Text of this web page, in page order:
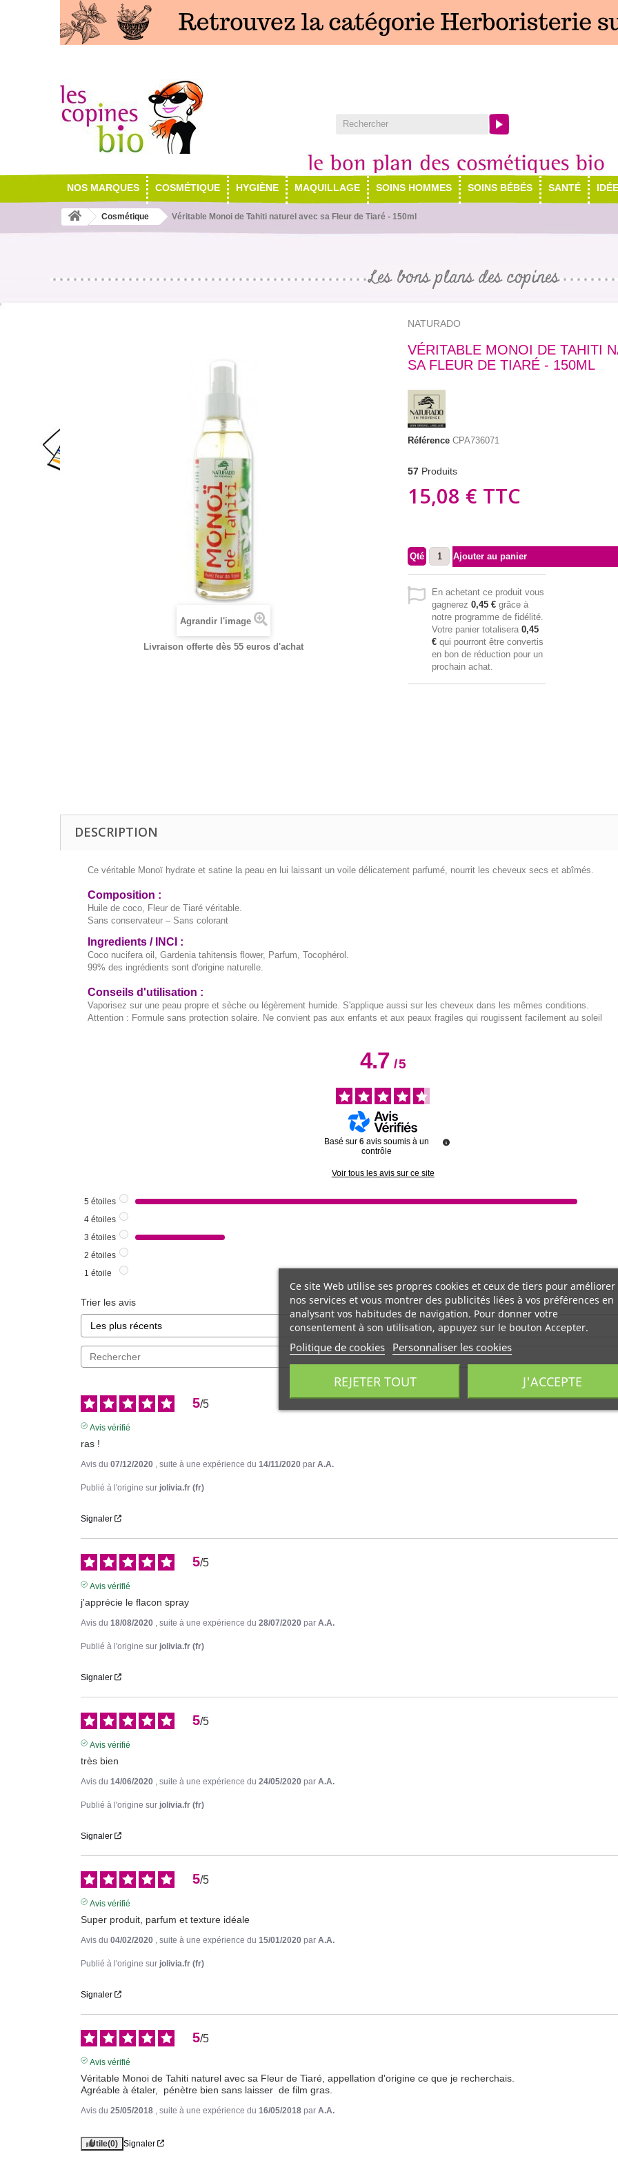
NOS MARQUES COSMÉTIQUE HYGIÈNE MAQUILLAGE SOINS HOMMES SOINS BÉBÉS SANTÉ
Cosmétique Véritable Monoi de Tahiti naturel avec sa Fleur de Tiaré - 150ml
Les bons plans des copines
Agrandir l'image
Livraison offerte dès 55 euros d'achat
NATURADO
VÉRITABLE MONOI DE TAHITI
SA FLEUR DE TIARÉ - 150ML
Référence CPA736071
57 Produits
15,08 € TTC
Qté Ajouter au panier
En achetant ce produit vous
gagnerez 0,45 € grâce à
notre programme de fidélité.
Votre panier totalisera 0,45
€ qui pourront être convertis
en bon de réduction pour un
prochain achat.
DESCRIPTION
Ce véritable Monoï hydrate et satine la peau en lui laissant un voile délicatement parfumé, nourrit les cheveux secs et abîmés.
Composition :
Huile de coco, Fleur de Tiaré véritable.
Sans conservateur – Sans colorant
Ingredients / INCI :
Coco nucifera oil, Gardenia tahitensis flower, Parfum, Tocophérol.
99% des ingrédients sont d'origine naturelle.
Conseils d'utilisation :
Vaporisez sur une peau propre et sèche ou légèrement humide. S'applique aussi sur les cheveux dans les mêmes conditions.
Attention : Formule sans protection solaire. Ne convient pas aux enfants et aux peaux fragiles qui rougissent facilement au soleil
4.7/5
Basé sur6 avis soumis à un
contrôle
Voir tous les avis sur ce site
5 étoiles
4 étoiles
3 étoiles
2 étoiles
1 étoile
Trier les avis
5/5
Avis vérifié
ras !
Avis du 07/12/2020 , suite à une expérience du 14/11/2020 par A.A.
Publié à l'origine sur jolivia.fr (fr)
Signaler
5/5
Avis vérifié
j'apprécie le flacon spray
Avis du 18/08/2020 , suite à une expérience du 28/07/2020 par A.A.
Publié à l'origine sur jolivia.fr (fr)
Signaler
5/5
Avis vérifié
très bien
Avis du 14/06/2020 , suite à une expérience du 24/05/2020 par A.A.
Publié à l'origine sur jolivia.fr (fr)
Signaler
5/5
Avis vérifié
Super produit, parfum et texture idéale
Avis du 04/02/2020 , suite à une expérience du 15/01/2020 par A.A.
Publié à l'origine sur jolivia.fr (fr)
Signaler
5/5
Avis vérifié
Véritable Monoi de Tahiti naturel avec sa Fleur de Tiaré, appellation d'origine ce que je recherchais.
Agréable à étaler,  pénètre bien sans laisser  de film gras.
Avis du 25/05/2018 , suite à une expérience du 16/05/2018 par A.A.
Utile(0) Signaler
Ce site Web utilise ses propres cookies et ceux de tiers pour améliorer
nos services et vous montrer des publicités liées à vos préférences en
analysant vos habitudes de navigation. Pour donner votre
consentement à son utilisation, appuyez sur le bouton Accepter.
Politique de cookies Personnaliser les cookies
REJETER TOUT J'ACCEPTE